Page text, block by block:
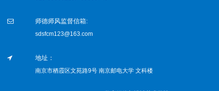
师德师风监督信箱:
sdsfcm123@163.com
地址：
南京市栖霞区文苑路9号 南京邮电大学 文科楼